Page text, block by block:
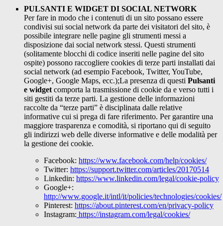
PULSANTI E WIDGET DI SOCIAL NETWORK
Per fare in modo che i contenuti di un sito possano essere
condivisi sui social network da parte dei visitatori del sito, è
possibile integrare nelle pagine gli strumenti messi a
disposizione dai social network stessi. Questi strumenti
(solitamente blocchi di codice inseriti nelle pagine del sito
ospite) possono raccogliere cookies di terze parti installati dai
social network (ad esempio Facebook, Twitter, YouTube,
Google+, Google Maps, ecc.);La presenza di questi Pulsanti
e widget comporta la trasmissione di cookie da e verso tutti i
siti gestiti da terze parti. La gestione delle informazioni
raccolte da “terze parti” è disciplinata dalle relative
informative cui si prega di fare riferimento. Per garantire una
maggiore trasparenza e comodità, si riportano qui di seguito
gli indirizzi web delle diverse informative e delle modalità per
la gestione dei cookie.
Facebook: https://www.facebook.com/help/cookies/
Twitter: https://support.twitter.com/articles/20170514
Linkedin: https://www.linkedin.com/legal/cookie-policy
Google+:
http://www.google.it/intl/it/policies/technologies/cookies/
Pinterest: https://about.pinterest.com/en/privacy-policy
Instagram: https://instagram.com/legal/cookies/